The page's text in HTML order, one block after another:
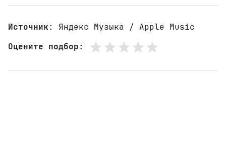
Источник: Яндекс Музыка / Apple Music
Оцените подбор: